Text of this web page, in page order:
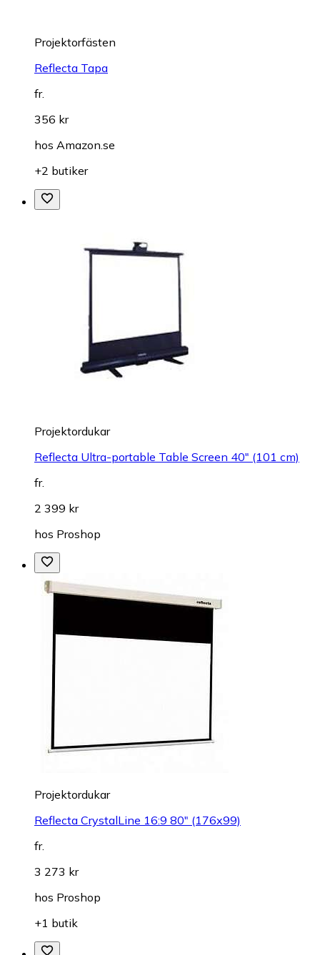
Projektorfästen
Reflecta Tapa
fr.
356 kr
hos Amazon.se
+2 butiker
Projektordukar
Reflecta Ultra-portable Table Screen 40" (101 cm)
fr.
2 399 kr
hos Proshop
Projektordukar
Reflecta CrystalLine 16:9 80" (176x99)
fr.
3 273 kr
hos Proshop
+1 butik